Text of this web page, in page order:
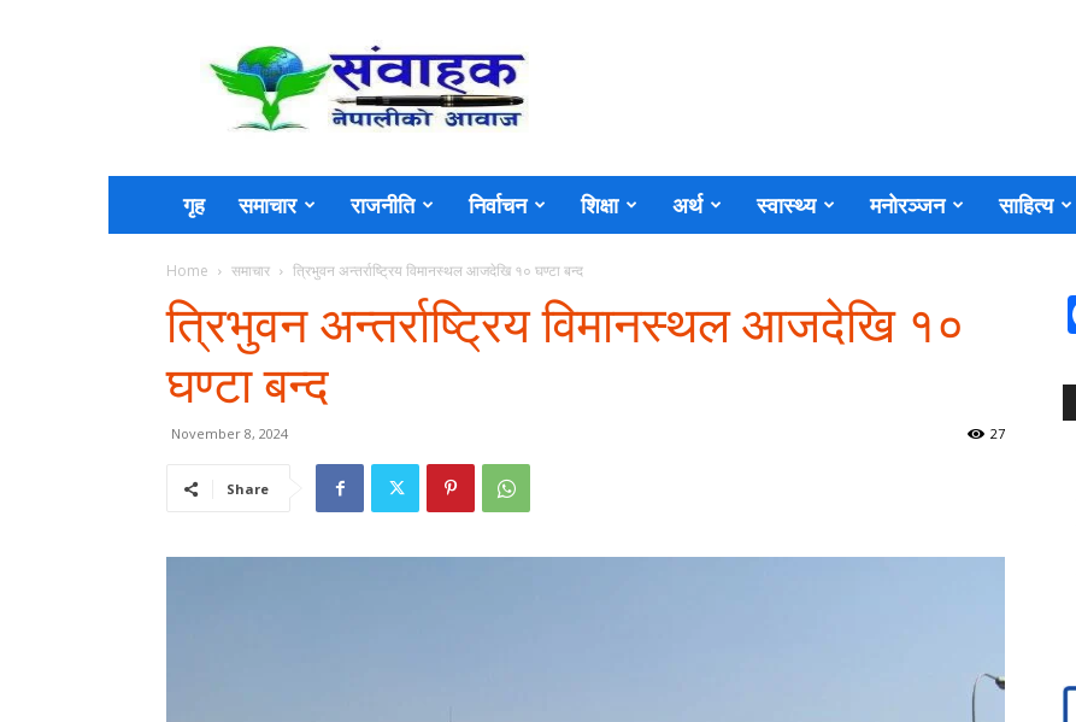
Sambahak
गृह समाचार राजनीति निर्वाचन शिक्षा अर्थ स्वास्थ्य मनोरञ्जन साहित्य
Home समाचार त्रिभुवन अन्तर्राष्ट्रिय विमानस्थल आजदेखि १० घण्टा बन्द
त्रिभुवन अन्तर्राष्ट्रिय विमानस्थल आजदेखि १०
घण्टा बन्द
November 8, 2024 27
Share